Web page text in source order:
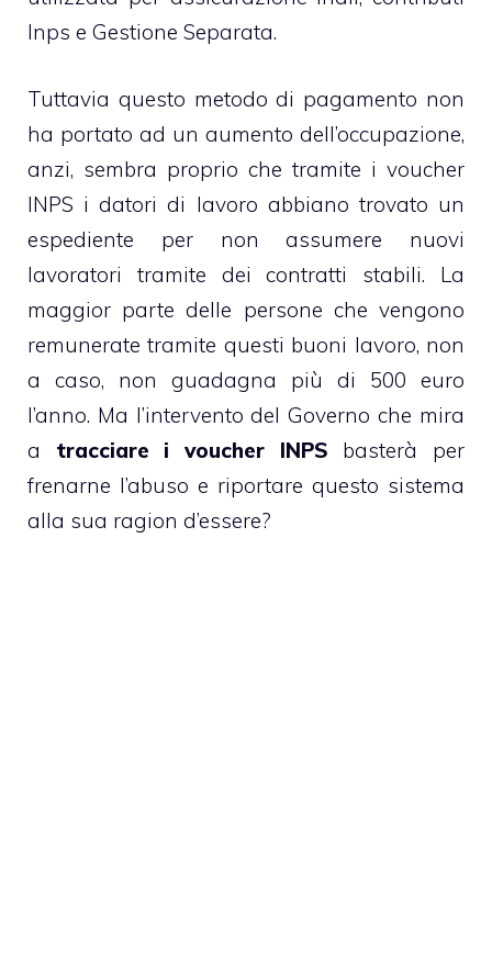
Inps e Gestione Separata.
Tuttavia questo metodo di pagamento non
ha portato ad un aumento dell’occupazione,
anzi, sembra proprio che tramite i voucher
INPS i datori di lavoro abbiano trovato un
espediente per non assumere nuovi
lavoratori tramite dei contratti stabili. La
maggior parte delle persone che vengono
remunerate tramite questi buoni lavoro, non
a caso, non guadagna più di 500 euro
l’anno. Ma l’intervento del Governo che mira
a tracciare i voucher INPS basterà per
frenarne l’abuso e riportare questo sistema
alla sua ragion d’essere?